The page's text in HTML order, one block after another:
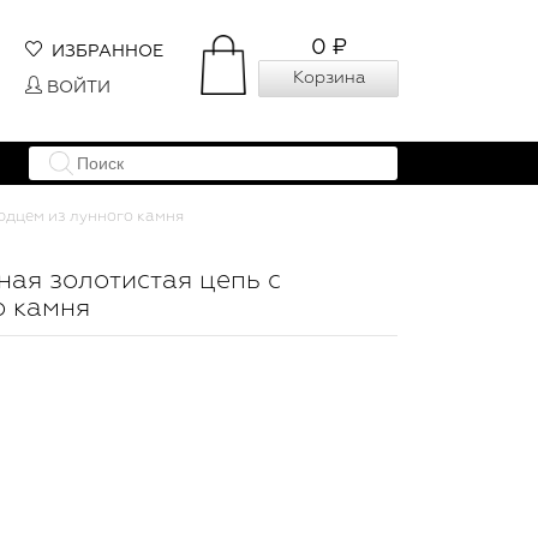
0 ₽
Корзина
ИЗБРАННОЕ
ВОЙТИ
из лунного камня
золотистая цепь с
камня